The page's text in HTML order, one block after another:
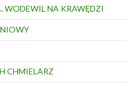
WODEWIL NA KRAWĘDZI
CHMIELARZ